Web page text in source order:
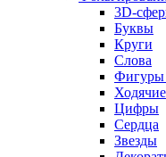
3D-
Буквы
Круги
Слова
Фигуры
Цифры
Сердца
Звезды